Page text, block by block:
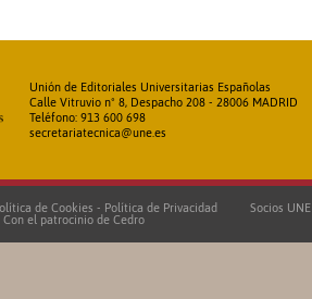
Unión de Editoriales Universitarias Españolas
Calle Vitruvio nº 8, Despacho 208 - 28006 MADRID
Teléfono: 913 600 698
secretariatecnica@une.es
de Cookies - Política de Privacidad
Socios UNE
Con el patrocinio de Cedro